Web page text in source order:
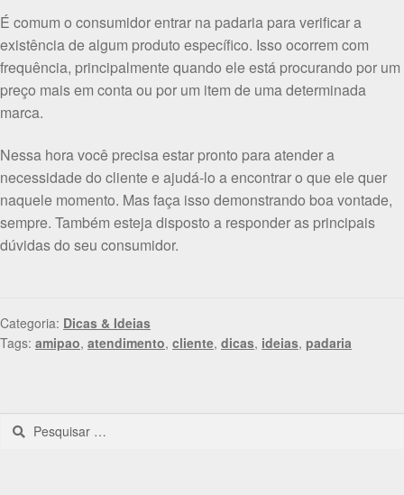
É comum o consumidor entrar na padaria para verificar a
existência de algum produto específico. Isso ocorrem com
frequência, principalmente quando ele está procurando por um
preço mais em conta ou por um item de uma determinada
marca.
Nessa hora você precisa estar pronto para atender a
necessidade do cliente e ajudá-lo a encontrar o que ele quer
naquele momento. Mas faça isso demonstrando boa vontade,
sempre. Também esteja disposto a responder as principais
dúvidas do seu consumidor.
Categoria: Dicas & Ideias
Tags: amipao, atendimento, cliente, dicas, ideias, padaria